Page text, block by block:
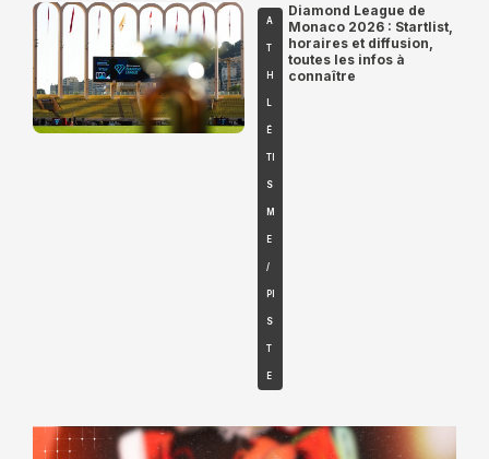
A
T
H
É
TI
S
M
E
/
PI
S
T
E
Diamond League de
Monaco 2026 : Startlist,
horaires et diffusion,
toutes les infos à
connaître